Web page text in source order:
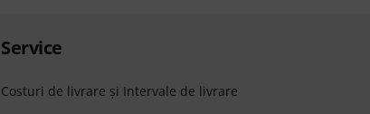
Service
Costuri de livrare şi Intervale de livrare